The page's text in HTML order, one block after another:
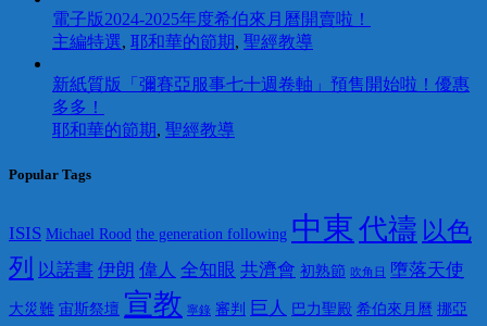
電子版2024-2025年度希伯來月曆開賣啦！
主編特選, 耶和華的節期, 聖經教導
新紙質版「彌賽亞服事七十週卷軸」預售開始啦！優惠
多多！
耶和華的節期, 聖經教導
Popular Tags
ISIS Michael Rood the generation following 中東 代禱 以色
列
以諾書 伊朗 偉人 全知眼 共濟會 初熟節 吹角日 墮落天使
大災難 宙斯祭壇 宣教 寧錄 審判 巨人 巴力聖殿 希伯來月曆 挪亞